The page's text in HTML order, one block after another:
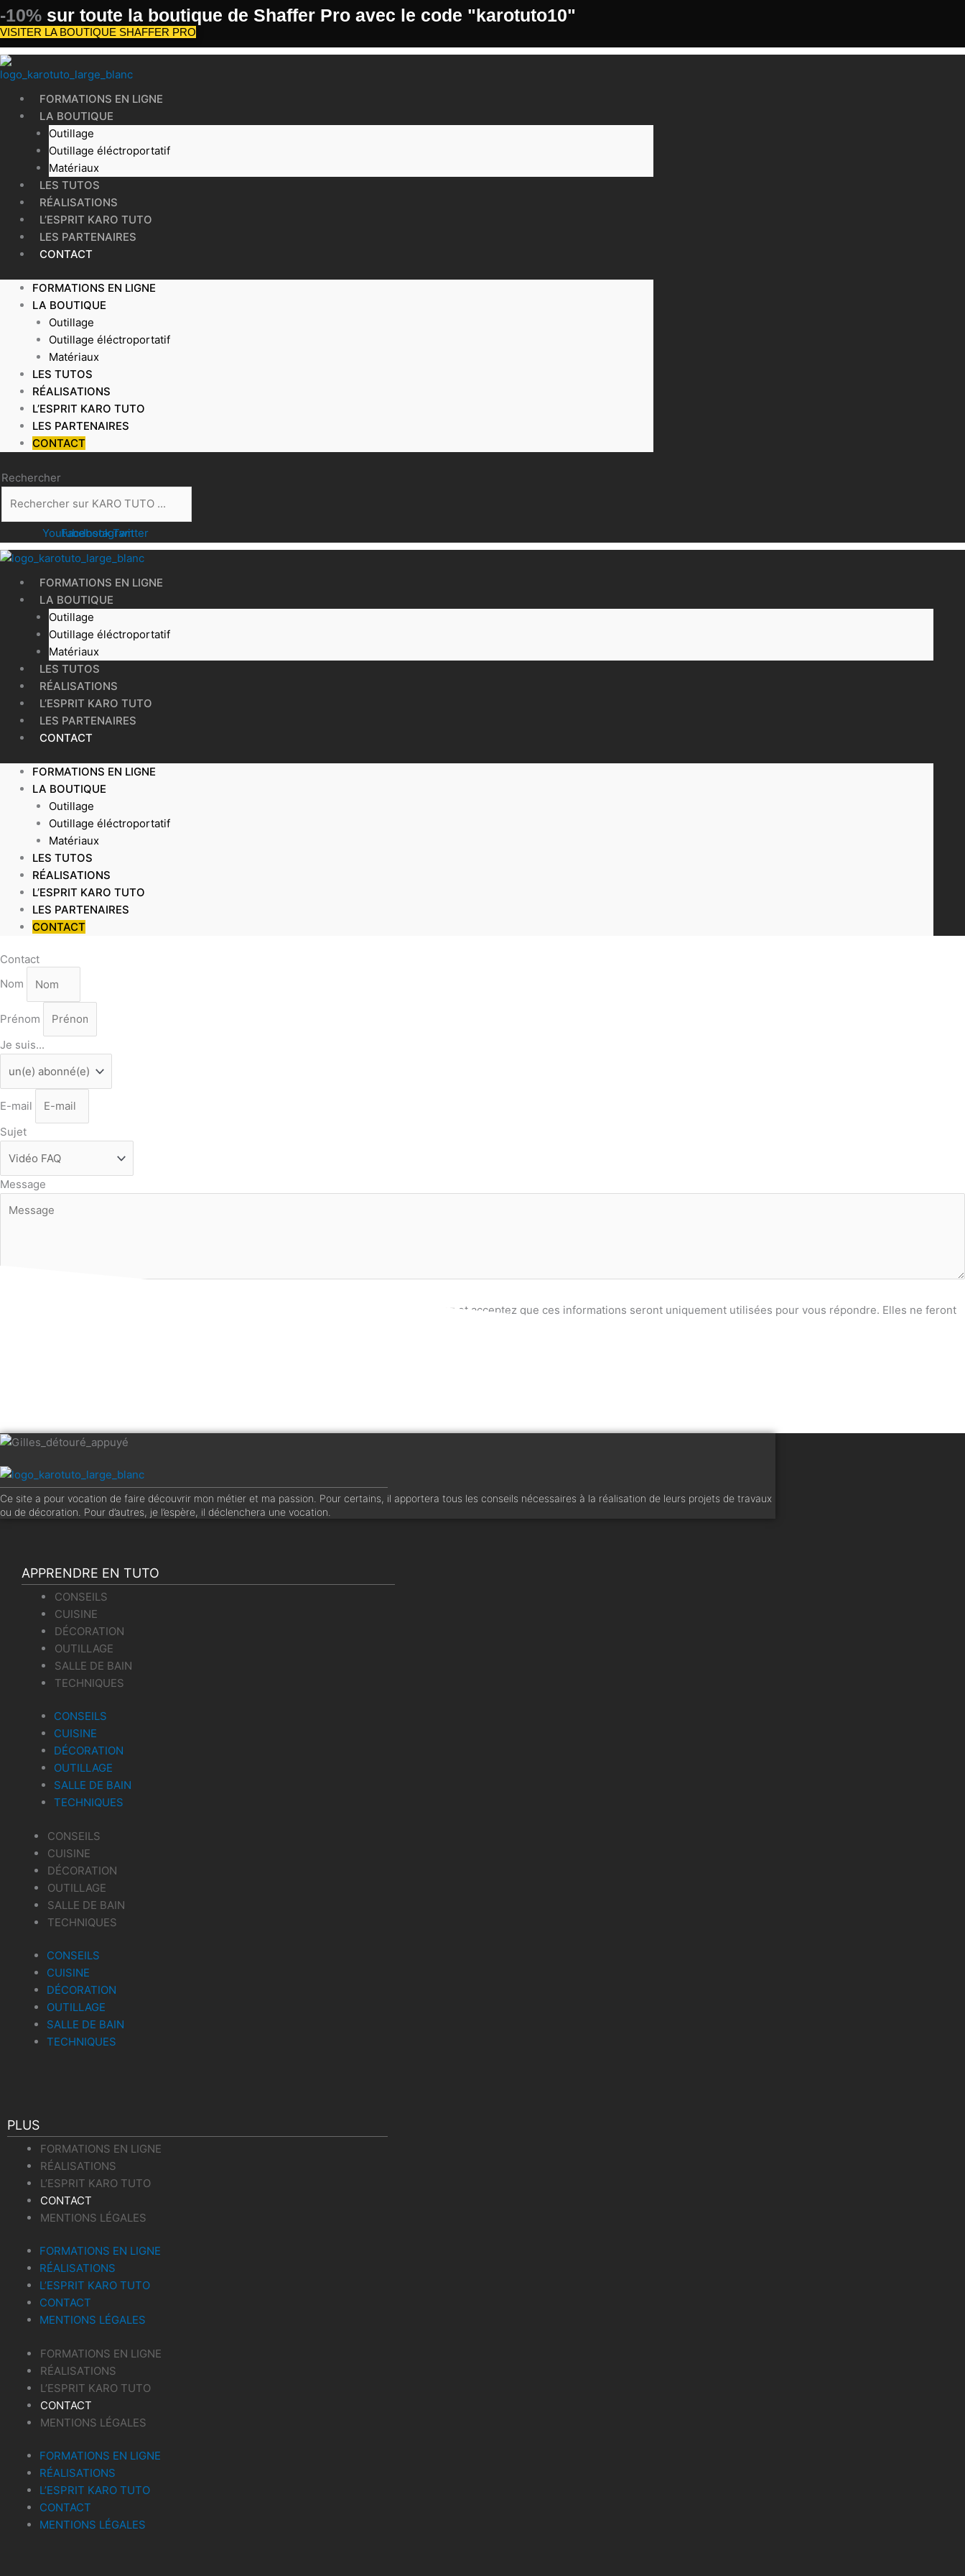
Aller
au
contenu
-10% sur toute la boutique de Shaffer Pro avec le code "karotuto10"
VISITER LA BOUTIQUE SHAFFER PRO
FORMATIONS EN LIGNE
LA BOUTIQUE
Outillage
Outillage éléctroportatif
Matériaux
LES TUTOS
RÉALISATIONS
L’ESPRIT KARO TUTO
LES PARTENAIRES
CONTACT
FORMATIONS EN LIGNE
LA BOUTIQUE
Outillage
Outillage éléctroportatif
Matériaux
LES TUTOS
RÉALISATIONS
L’ESPRIT KARO TUTO
LES PARTENAIRES
CONTACT
Rechercher
Youtube
Facebook
Instagram
Twitter
FORMATIONS EN LIGNE
LA BOUTIQUE
Outillage
Outillage éléctroportatif
Matériaux
LES TUTOS
RÉALISATIONS
L’ESPRIT KARO TUTO
LES PARTENAIRES
CONTACT
FORMATIONS EN LIGNE
LA BOUTIQUE
Outillage
Outillage éléctroportatif
Matériaux
LES TUTOS
RÉALISATIONS
L’ESPRIT KARO TUTO
LES PARTENAIRES
CONTACT
Contact
Nom
Prénom
Je suis...
E-mail
Sujet
Message
En renseignant vos coordonnées, et notamment votre adresse e-mail, vous comprenez et acceptez que ces informations seront uniquement utilisées pour vous répondre. Elles ne feront
Ce site a pour vocation de faire découvrir mon métier et ma passion. Pour certains, il apportera tous les conseils nécessaires à la réalisation de leurs projets de travaux
ou de décoration. Pour d’autres, je l’espère, il déclenchera une vocation.
APPRENDRE EN TUTO
CONSEILS
CUISINE
DÉCORATION
OUTILLAGE
SALLE DE BAIN
TECHNIQUES
CONSEILS
CUISINE
DÉCORATION
OUTILLAGE
SALLE DE BAIN
TECHNIQUES
CONSEILS
CUISINE
DÉCORATION
OUTILLAGE
SALLE DE BAIN
TECHNIQUES
CONSEILS
CUISINE
DÉCORATION
OUTILLAGE
SALLE DE BAIN
TECHNIQUES
PLUS
FORMATIONS EN LIGNE
RÉALISATIONS
L’ESPRIT KARO TUTO
CONTACT
MENTIONS LÉGALES
FORMATIONS EN LIGNE
RÉALISATIONS
L’ESPRIT KARO TUTO
CONTACT
MENTIONS LÉGALES
FORMATIONS EN LIGNE
RÉALISATIONS
L’ESPRIT KARO TUTO
CONTACT
MENTIONS LÉGALES
FORMATIONS EN LIGNE
RÉALISATIONS
L’ESPRIT KARO TUTO
CONTACT
MENTIONS LÉGALES